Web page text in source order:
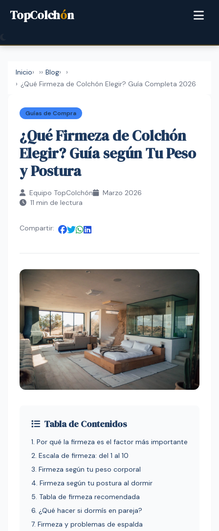
TopColchón
Inicio › Blog
›
¿Qué Firmeza de Colchón Elegir? Guía Completa 2026
Guías de Compra
¿Qué Firmeza de Colchón
Elegir? Guía según Tu Peso
y Postura
Equipo TopColchón
Marzo 2026
11 min de lectura
Compartir:
Tabla de Contenidos
1. Por qué la firmeza es el factor más importante
2. Escala de firmeza: del 1 al 10
3. Firmeza según tu peso corporal
4. Firmeza según tu postura al dormir
5. Tabla de firmeza recomendada
6. ¿Qué hacer si dormís en pareja?
7. Firmeza y problemas de espalda